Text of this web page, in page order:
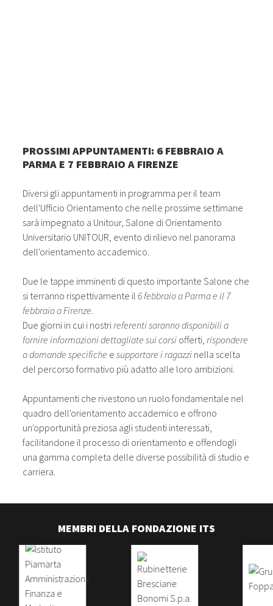
PROSSIMI APPUNTAMENTI: 6 FEBBRAIO A
PARMA E 7 FEBBRAIO A FIRENZE
Diversi gli appuntamenti in programma per il team
dell'Ufficio Orientamento che nelle prossime settimane
sarà impegnato a Unitour, Salone di Orientamento
Universitario UNITOUR, evento di rilievo nel panorama
dell'orientamento accademico.
Due le tappe imminenti di questo importante Salone che
si terranno rispettivamente il6 febbraio a Parma e il 7
febbraio a Firenze.
Due giorni in cui i nostrireferenti saranno disponibili a
fornire informazioni dettagliate sui corsi offerti,rispondere
a domande specifiche esupportare i ragazzi nella scelta
del percorso formativo più adatto alle loro ambizioni.
Appuntamenti che rivestono un ruolo fondamentale nel
quadro dell'orientamento accademico e offrono
un'opportunità preziosa agli studenti interessati,
facilitandone il processo di orientamento e offendogli
una gamma completa delle diverse possibilità di studio e
carriera.
MEMBRI DELLA FONDAZIONE ITS